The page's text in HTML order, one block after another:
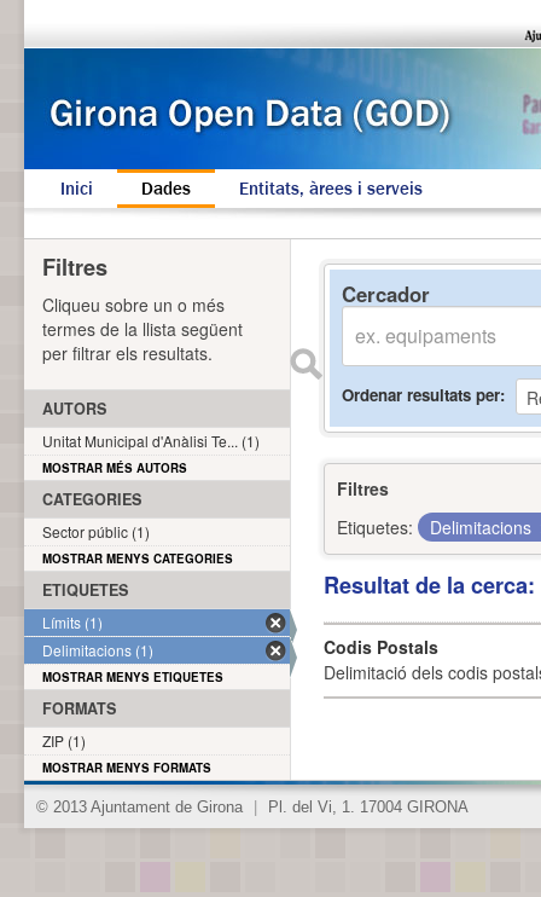
Inici Dades Entitats, àrees i serveis
Cercador
Ordenar resultats per
Filtres
Etiquetes:
Delimitacions
Resultat de la
Codis Postals
Delimitació dels codis
Filtres
Cliqueu sobre un o més
termes de la llista següent
per filtrar els resultats.
AUTORS
Unitat Municipal d'Anàlisi Te... (1)
MOSTRAR MÉS AUTORS
CATEGORIES
Sector públic (1)
MOSTRAR MENYS CATEGORIES
ETIQUETES
Límits (1)
Delimitacions (1)
MOSTRAR MENYS ETIQUETES
FORMATS
ZIP (1)
MOSTRAR MENYS FORMATS
© 2013 Ajuntament de Girona Pl. del Vi, 1. 17004 GIRONA